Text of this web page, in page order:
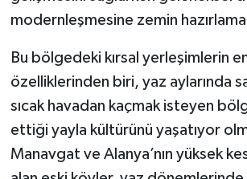
modernleşmesine zemin
Bu bölgedeki kırsal yerleşimlerin
özelliklerinden biri, yaz aylarında
sıcak havadan kaçmak isteyen
ettiği yayla kültürünü yaşatıyor
Manavgat ve Alanya’nın yüksek